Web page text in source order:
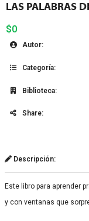
LAS PALABRAS
$0
Autor:
Categoría:
Biblioteca:
Share:
Descripción:
Este libro para aprender
y con ventanas que